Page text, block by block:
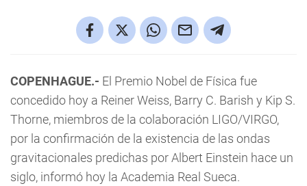
COPENHAGUE.- El Premio Nobel de Física fue
concedido hoy a Reiner Weiss, Barry C. Barish y Kip S.
Thorne, miembros de la colaboración LIGO/VIRGO,
por la confirmación de la existencia de las ondas
gravitacionales predichas por Albert Einstein hace un
siglo, informó hoy la Academia Real Sueca.